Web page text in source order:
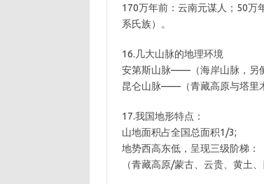
170万年前：云南元谋人；50万
系氏族）。
16.几大山脉的地理环境
安第斯山脉——（海岸山脉，另
昆仑山脉——（青藏高原与塔里
17.我国地形特点：
山地面积占全国总面积1/3;
地势西高东低，呈现三级阶梯：
（青藏高原/蒙古、云贵、黄土